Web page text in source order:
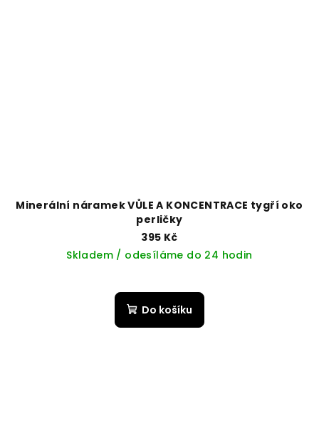
Minerální náramek VŮLE A KONCENTRACE tygří oko
perličky
395 Kč
Skladem / odesíláme do 24 hodin
Do košíku